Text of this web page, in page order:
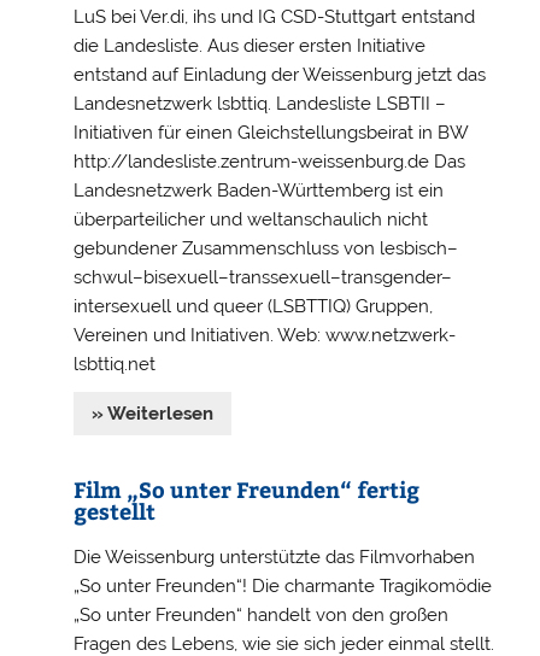
LuS bei Ver.di, ihs und IG CSD-Stuttgart entstand
die Landesliste. Aus dieser ersten Initiative
entstand auf Einladung der Weissenburg jetzt das
Landesnetzwerk lsbttiq. Landesliste LSBTII –
Initiativen für einen Gleichstellungsbeirat in BW
http://landesliste.zentrum-weissenburg.de Das
Landesnetzwerk Baden-Württemberg ist ein
überparteilicher und weltanschaulich nicht
gebundener Zusammenschluss von lesbisch–
schwul–bisexuell–transsexuell–transgender–
intersexuell und queer (LSBTTIQ) Gruppen,
Vereinen und Initiativen. Web: www.netzwerk-
lsbttiq.net
» Weiterlesen
Film „So unter Freunden“ fertig
gestellt
Die Weissenburg unterstützte das Filmvorhaben
„So unter Freunden“! Die charmante Tragikomödie
„So unter Freunden“ handelt von den großen
Fragen des Lebens, wie sie sich jeder einmal stellt.